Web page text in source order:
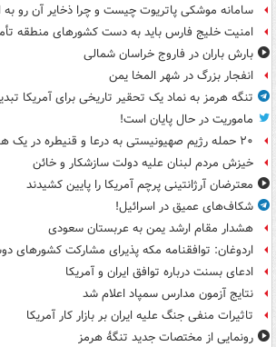
سامانه موشکی پاتریوت چیست و چرا ذخایر آن رو به
امنیت خلیج فارس باید به دست کشورهای منطقه
بارش باران در فاروج خراسان شمالی
انفجار بزرگ در شهر المخا یمن
تنگه هرمز به نماد یک تحقیر تاریخی برای آمریکا
ماموریت در حال پایان است!
۲۰ حمله رژیم صهیونیستی به درعا و قنیطره در یک هفته
خیزش مردم لبنان علیه دولت سازشکار و خائن
معترضان آرژانتینی پرچم آمریکا را پایین کشیدند
شکاف‌های عمیق در اسرائیل!
هشدار مقام ارشد یمن به عربستان سعودی
اردوغان: توافقنامه مکه پذیرای مشارکت کشورهای
ادعای بسنت درباره توافق ایران و آمریکا
نتایج آزمون مدارس سمپاد اعلام شد
تاثیرات منفی جنگ علیه ایران بر بازار کار آمریکا
رونمایی از مختصات جدید تنگۀ هرمز